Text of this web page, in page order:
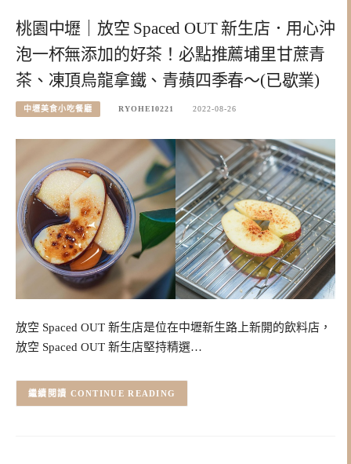
桃園中壢｜放空 Spaced OUT 新生店．用心沖
泡一杯無添加的好茶！必點推薦埔里甘蔗青
茶、凍頂烏龍拿鐵、青蘋四季春～(已歇業)
中壢美食小吃餐廳 RYOHEI0221 2022-08-26
放空 Spaced OUT 新生店是位在中壢新生路上新開的飲料店，
放空 Spaced OUT 新生店堅持精選…
CONTINUE READING